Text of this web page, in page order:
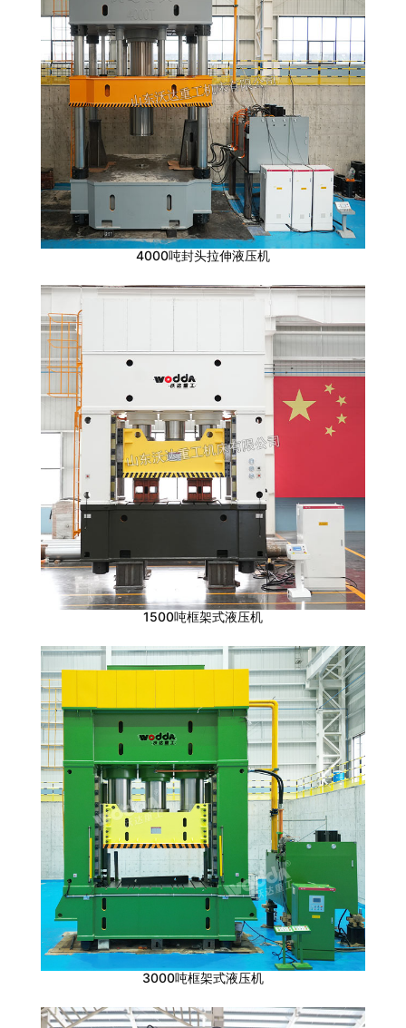
4000吨封头拉伸液压机
1500吨框架式液压机
3000吨框架式液压机